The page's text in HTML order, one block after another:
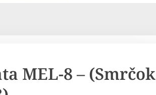
MEL-8 – (Smrčok